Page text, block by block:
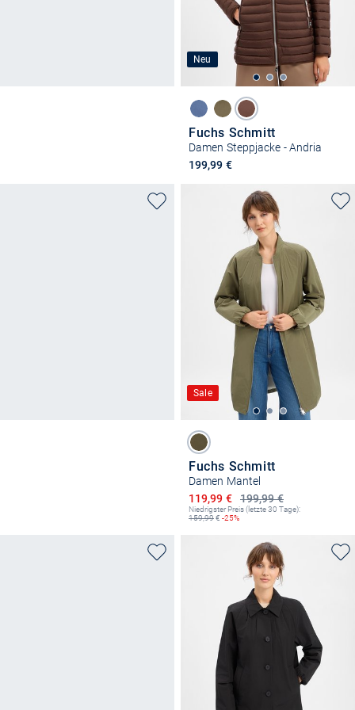
Neu
Fuchs Schmitt
Damen Steppjacke - Andria
199,99 €
Sale
Fuchs Schmitt
Damen Mantel
199,99 €
Ermäßigter Preis
119,99 €
Niedrigster Preis (letzte 30 Tage):
159,99€ -25%